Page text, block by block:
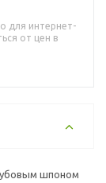
для интернет-
от цен в
шпоном